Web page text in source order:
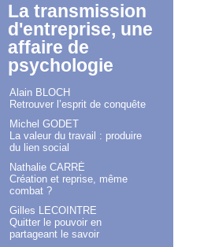
La transmission
d'entreprise, une
affaire de
psychologie
Alain BLOCH
Retrouver l’esprit de conquête
Michel GODET
La valeur du travail : produire
du lien social
Nathalie CARRÉ
Création et reprise, même
combat ?
Gilles LECOINTRE
Quitter le pouvoir en
partageant le savoir